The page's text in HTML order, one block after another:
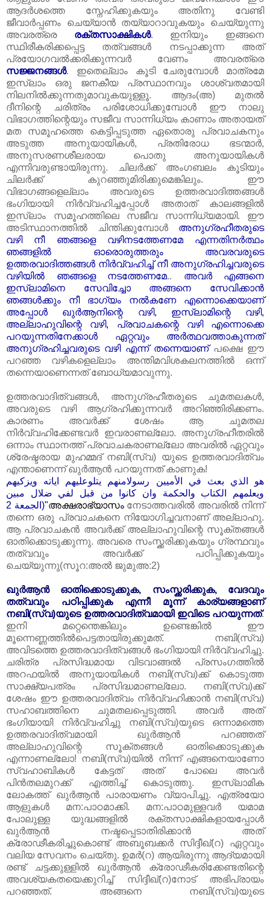
ആദർശത്തെ സ്നേഹിക്കുകയും അതിനു വേണ്ടി
ജീവാർപ്പണം ചെയ്യാൻ തയ്യാറാവുകയും ചെയ്യുന്നു
അവരത്രെ രക്തസാക്ഷികൾ. ഇനിയും ഇങ്ങനെ
സ്ഥിരീകരിക്കപ്പെട്ട തത്വങ്ങൾ നടപ്പാക്കുന്ന അത്‌
പ്രയോഗവൽക്കരിക്കുന്നവർ വേണം അവരത്രെ
സജ്ജനങ്ങൾ. ഇതെല്ലാം കൂടി ചേരുമ്പോൾ മാത്രമേ
ഇസ്‌ലാം ഒരു ജനകീയ പ്രസ്ഥാനവും ശാശ്വതമായി
നിലനിൽക്കുന്നതുമാവുകയുള്ളൂ. ആദം(അ) മുതൽ
ദീനിന്റെ ചരിത്രം പരിശോധിക്കുമ്പോൾ ഈ നാലു
വിഭാഗത്തിന്റെയും സജീവ സാന്നിധ്യം കാണാം അതായത്‌
മത സമൂഹത്തെ കെട്ടിപ്പടുത്ത ഏതൊരു പ്രവാചകനും
അടുത്ത അനുയായികൾ, പ്രതിരോധ ഭടന്മാർ,
അനുസരണശീലരായ പൊതു അനുയായികൾ
എന്നിവരുണ്ടായിരുന്നു. ചിലർക്ക്‌ അംഗബലം കൂടിയും
ചിലർക്ക്‌ കുറഞ്ഞുമിരിക്കുമെങ്കിലും. ഈ
വിഭാഗങ്ങളെല്ലാം അവരുടെ ഉത്തരവാദിത്തങ്ങൾ
ഭംഗിയായി നിർവ്വഹിച്ചപ്പോൾ അതാത്‌ കാലങ്ങളിൽ
ഇസ്‌ലാം സമൂഹത്തിലെ സജീവ സാന്നിധ്യമായി. ഈ
അടിസ്ഥാനത്തിൽ ചിന്തിക്കുമ്പോൾ അനുഗ്രഹീതരുടെ
വഴി നീ ഞങ്ങളെ വഴിനടത്തേണമേ എന്നതിനർത്ഥം
ഞങ്ങളിൽ ഓരൊരുത്തരും അവരവരുടെ
ഉത്തരവാദിത്തങ്ങൾ നിർവ്വഹിച്ച്‌ നീ അനുഗ്രഹിച്ചവരുടെ
വഴിയിൽ ഞങ്ങളെ നടത്തേണമേ.. അവർ എങ്ങനെ
ഇസ്‌ലാമിനെ സേവിച്ചോ അങ്ങനെ സേവിക്കാൻ
ഞങ്ങൾക്കും നീ ഭാഗ്യം നൽകണേ എന്നൊക്കെയാണ്‌
അപ്പോൾ ഖുർആനിന്റെ വഴി, ഇസ്‌ലാമിന്റെ വഴി,
അല്ലാഹുവിന്റെ വഴി, പ്രവാചകന്റെ വഴി എന്നൊക്കെ
പറയുന്നതിനേക്കാൾ ഏറ്റവും അർത്ഥവത്താകുന്നത്‌
അനുഗ്രഹിച്ചവരുടെ വഴി എന്ന് തന്നെയാണ്‌പക്ഷെ ഈ
പറഞ്ഞ വഴികളെല്ലാം അന്തിമവിശകലനത്തിൽ ഒന്ന്
തന്നെയാണെന്നത്‌ ബോധ്യമാവുന്നു.
ഉത്തരവാദിത്വങ്ങൾ, അനുഗ്രഹീതരുടെ ചുമതലകൾ,
അവരുടെ വഴി ആഗ്രഹിക്കുന്നവർ അറിഞ്ഞിരിക്കണം.
കാരണം അവർക്ക്‌ ശേഷം ആ ചുമതല
നിർവ്വഹിക്കേണ്ടവർ ഇവരാണല്ലോ. അനുഗ്രഹീതരിൽ
ഒന്നാം സ്ഥാനത്ത്‌ പ്രവാചകരാണല്ലോ അവരിൽ ഏറ്റവും
ശ്രേഷ്ടരായ മുഹമ്മദ്‌ നബി(സ്വ) യുടെ ഉത്തരവാദിത്വം
എന്താണെന്ന് ഖുർആൻ പറയുന്നത്‌ കാണുക!
هو الذي بعث في الأميين رسولامنهم يتلوعليهم اياته ويزكيهم
ويعلمهم الكتاب والحكمة وان كانوا من قبل لفي ضلال مبين
(الجمعة 2"അക്ഷരാഭ്യാസംനേടാത്തവരിൽ അവരിൽ നിന്ന്
തന്നെ ഒരു പ്രവാചകനെ നിയോഗിച്ചവനാണ്‌ അല്ലാഹു.
ആ പ്രവാചകൻ അവർക്ക്‌ അല്ലാഹുവിന്റെ സൂക്തങ്ങൾ
ഓതിക്കൊടുക്കുന്നു. അവരെ സംസ്ക്കരിക്കുകയും ഗ്രന്ഥവും
തത്വവും അവർക്ക്‌ പഠിപ്പിക്കുകയും
ചെയ്യുന്നു(സൂറ:അൽ ജുമുഅ:2)
ഖുർആൻ ഓതിക്കൊടുക്കുക, സംസ്ക്കരിക്കുക, വേദവും
തത്വവും പഠിപ്പിക്കുക എന്നീ മൂന്ന് കാര്യങ്ങളാണ്‌
നബി(സ്വ)യുടെ ഉത്തരവാദിത്വമായി ഇവിടെ പറയുന്നത്‌.
ഇനി മറ്റെന്തെങ്കിലും ഉണ്ടെങ്കിൽ ഈ
മൂന്നെണ്ണത്തിൽപെട്ടതായിരുക്കുമത്‌. നബി(സ്വ)
അവിടത്തെ ഉത്തരവാദിത്വങ്ങൾ ഭംഗിയായി നിർവ്വഹിച്ചു.
ചരിത്ര പ്രസിദ്ധമായ വിടവാങ്ങൽ പ്രസംഗത്തിൽ
അറഫയിൽ അനുയായികൾ നബി(സ്വ)ക്ക്‌ കൊടുത്ത
സാക്ഷ്യപത്രം പ്രസിദ്ധമാണല്ലോ. നബി(സ്വ)ക്ക്‌
ശേഷം ഈ ഉത്തരവാദിത്വം നിര്‍വ്വഹിക്കാൻ നബി(സ്വ)
സഹാബത്തിനെ ചുമതലപ്പെടുത്തി. അവർ അത്‌
ഭംഗിയായി നിർവ്വഹിച്ചു നബി(സ്വ)യുടെ ഒന്നാമത്തെ
ഉത്തരവാദിത്വമായി ഖുർആൻ പറഞ്ഞത്‌
അല്ലാഹുവിന്റെ സൂക്തങ്ങൾ ഓതിക്കൊടുക്കുക
എന്നാണല്ലോ! നബി(സ്വ)യിൽ നിന്ന് എങ്ങനെയാണോ
സ്വഹാബികൾ കേട്ടത്‌ അത്‌ പോലെ അവർ
പിൻതലമുറക്ക്‌ എത്തിച്ച്‌ കൊടുത്തു. ഇസ്‌ലാമിക
ലോകത്ത്‌ ഖുർആൻ പാരായണം വ്യാപിച്ചു. എത്രയോ
ആളുകൾ മന:പാഠമാക്കി. മന:പാഠമുള്ളവർ യമാമ
പോലുള്ള യുദ്ധങ്ങളിൽ രക്തസാക്ഷികളായപ്പോൾ
ഖുർആൻ നഷ്ടപ്പെടാതിരിക്കാൻ അത്‌
ക്രോഢീകരിച്ചുകൊണ്ട്‌ അബൂബക്കർ സിദ്ദീഖ്‌(റ) ഏറ്റവും
വലിയ സേവനം ചെയ്തു. ഉമർ(റ) ആയിരുന്നു ആദ്യമായി
രണ്ട്‌ ചട്ടക്കുള്ളിൽ ഖുർആൻ ക്രോഢീകരിക്കേണ്ടതിന്റെ
അവശ്യകതയെക്കുറിച്ച്‌ സിദ്ദീഖ്‌(റ)നോട്‌ അഭിപ്രായം
പറഞ്ഞത്‌. അങ്ങനെ നബി(സ്വ)യുടെ